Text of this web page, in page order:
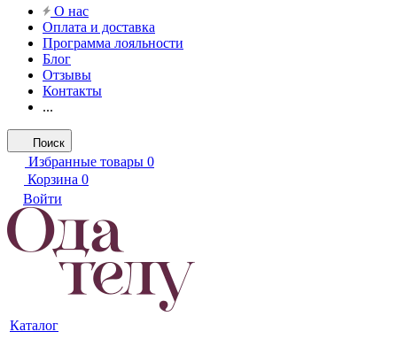
О нас
Оплата и доставка
Программа лояльности
Блог
Отзывы
Контакты
...
Поиск
Избранные товары 0
Корзина 0
Войти
Каталог